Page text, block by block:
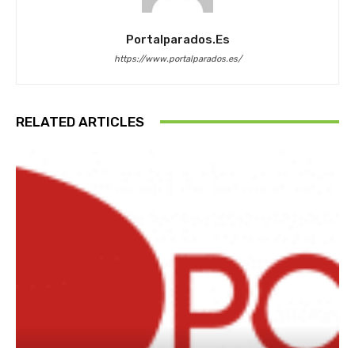
Portalparados.es
https://www.portalparados.es/
RELATED ARTICLES